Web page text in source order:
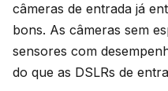
câmeras de entrada já
bons. As câmeras sem
sensores com
do que as DSLRs de